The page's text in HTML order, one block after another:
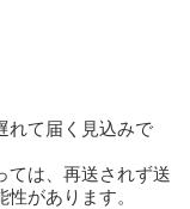
れて届く見込みで
ては、再送されず送
があります。